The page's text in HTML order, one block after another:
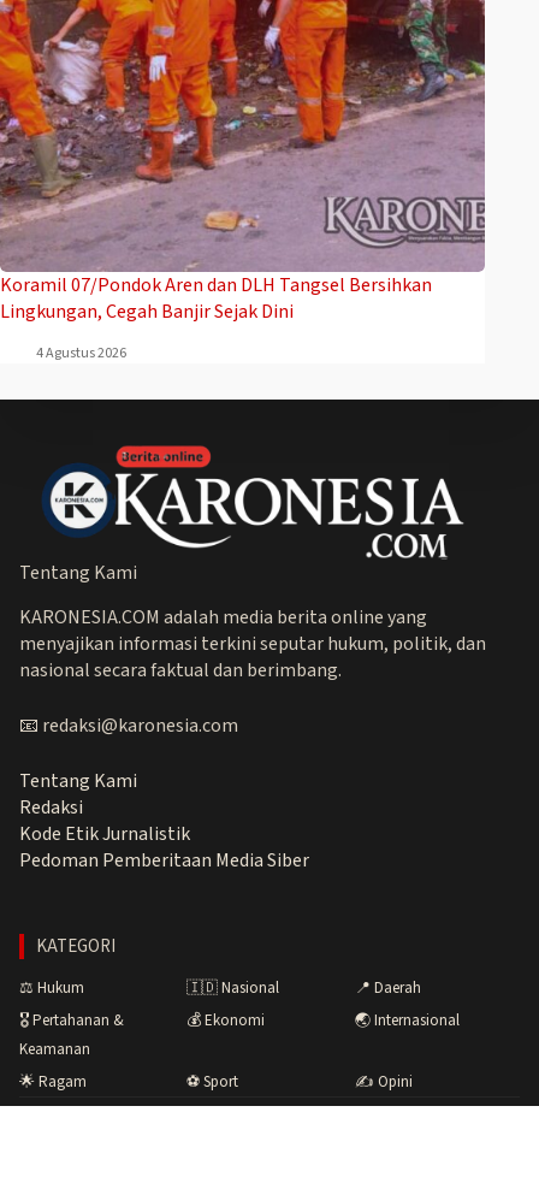
Koramil 07/Pondok Aren dan DLH Tangsel Bersihkan
Lingkungan, Cegah Banjir Sejak Dini
4 Agustus 2026
Tentang Kami
KARONESIA.COM adalah media berita online yang
menyajikan informasi terkini seputar hukum, politik, dan
nasional secara faktual dan berimbang.
📧 redaksi@karonesia.com
Tentang Kami
Redaksi
Kode Etik Jurnalistik
Pedoman Pemberitaan Media Siber
KATEGORI
⚖️ Hukum 🇮🇩 Nasional
📍 Daerah
🎖️ Pertahanan &
Keamanan
💰 Ekonomi 🌏 Internasional
🌟 Ragam ⚽ Sport ✍️ Opini